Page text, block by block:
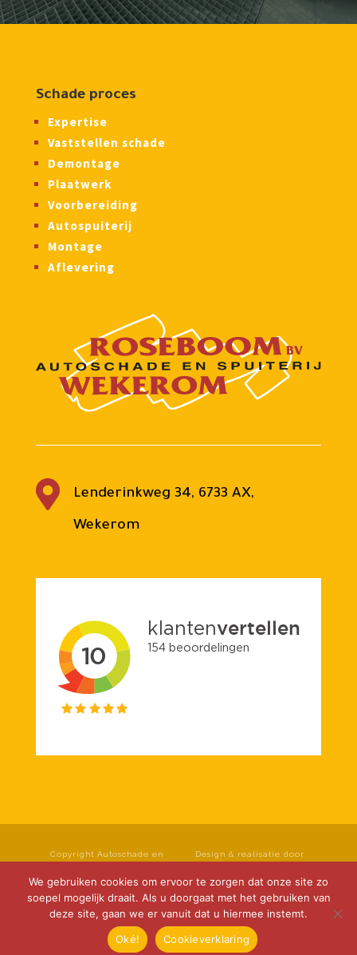
Schade proces
Expertise
Vaststellen schade
Demontage
Plaatwerk
Voorbereiding
Autospuiterij
Montage
Aflevering

Lenderinkweg 34, 6733 AX,
Wekerom
Copyright Autoschade en
rechten voorbehouden.
Privacyverklaring |
Cookieverklaring
Disclaimer
Design & realisatie door
Klok Media
We gebruiken cookies om ervoor te zorgen dat onze site zo
soepel mogelijk draait. Als u doorgaat met het gebruiken van
deze site, gaan we er vanuit dat u hiermee instemt.
Oké!
Cookieverklaring